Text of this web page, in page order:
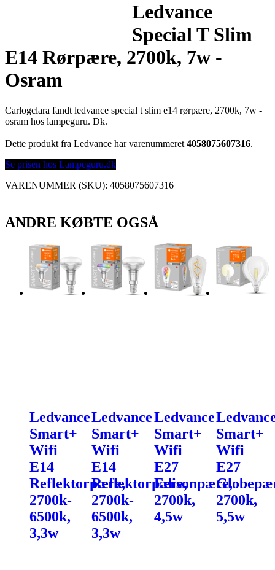
Ledvance
Special T Slim
E14 Rørpære, 2700k, 7w -
Osram
Carlogclara fandt ledvance special t slim e14 rørpære, 2700k, 7w -
osram hos lampeguru. Dk.
Dette produkt fra Ledvance har varenummeret 4058075607316.
Se prisen hos Lampeguru.dk
VARENUMMER (SKU): 4058075607316
ANDRE KØBTE OGSÅ
Ledvance
Smart+
Wifi
E14
Reflektorpære,
2700k-
6500k,
3,3w
Ledvance
Smart+
Wifi
E14
Reflektorpære,
2700k-
6500k,
3,3w
Ledvance
Smart+
Wifi
E27
Edisonpære,
2700k,
4,5w
Smart+
Wifi
E27
2700k,
5,5w